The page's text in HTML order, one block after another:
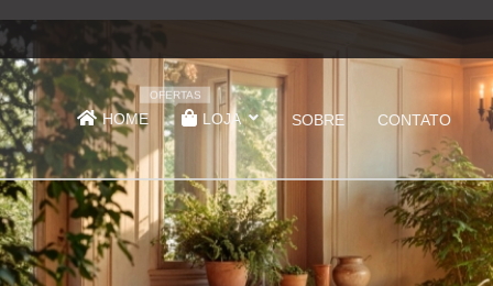
HOME LOJA
OFERTAS
SOBRE CONTATO